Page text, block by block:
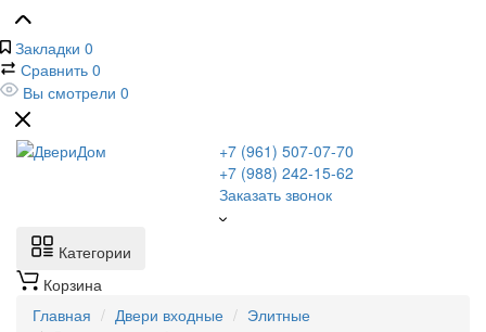
Закладки 0
Сравнить 0
Вы смотрели 0
+7 (961) 507-07-70
+7 (988) 242-15-62
Заказать звонок
Категории
Корзина
Главная
Двери входные
Элитные